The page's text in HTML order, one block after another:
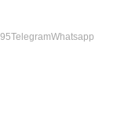
TelegramWhatsapp